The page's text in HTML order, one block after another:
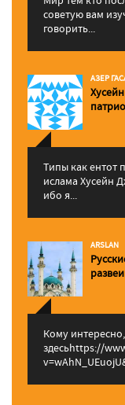
советую вам
говорить...
АЗЕР
Типы как ентот
ислама Хусейн
ибо я...
ARSLAN
Кому
здесьhttps://